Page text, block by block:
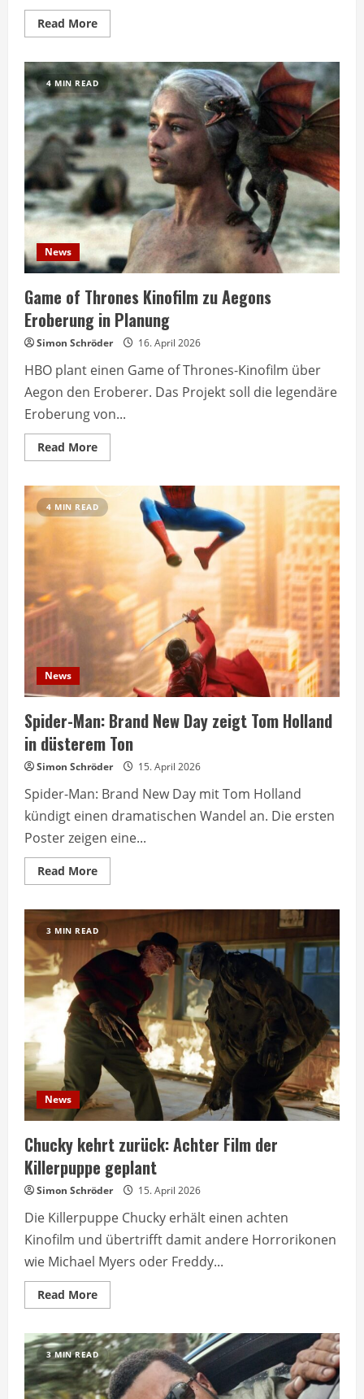
Read MoreRead
more
Bride!
bringt
Frankenstein-
Neuinterpretation
ins
Kino
4 MIN READ
News
Game of Thrones Kinofilm zu Aegons
Eroberung in Planung
Simon Schröder 16. April 2026
HBO plant einen Game of Thrones-Kinofilm über
Aegon den Eroberer. Das Projekt soll die legendäre
Eroberung von...
Read MoreRead
more
of
Thrones
Kinofilm
zu
Eroberung
Planung
4 MIN READ
News
Spider-Man: Brand New Day zeigt Tom Holland
in düsterem Ton
Simon Schröder 15. April 2026
Spider-Man: Brand New Day mit Tom Holland
kündigt einen dramatischen Wandel an. Die ersten
Poster zeigen eine...
Read MoreRead
more
Man:
Brand
New
Day
zeigt
Tom
Holland
düsterem
Ton
3 MIN READ
News
Chucky kehrt zurück: Achter Film der
Killerpuppe geplant
Simon Schröder 15. April 2026
Die Killerpuppe Chucky erhält einen achten
Kinofilm und übertrifft damit andere Horrorikonen
wie Michael Myers oder Freddy...
Read MoreRead
more
kehrt
zurück:
Achter
Film
der
3 MIN READ